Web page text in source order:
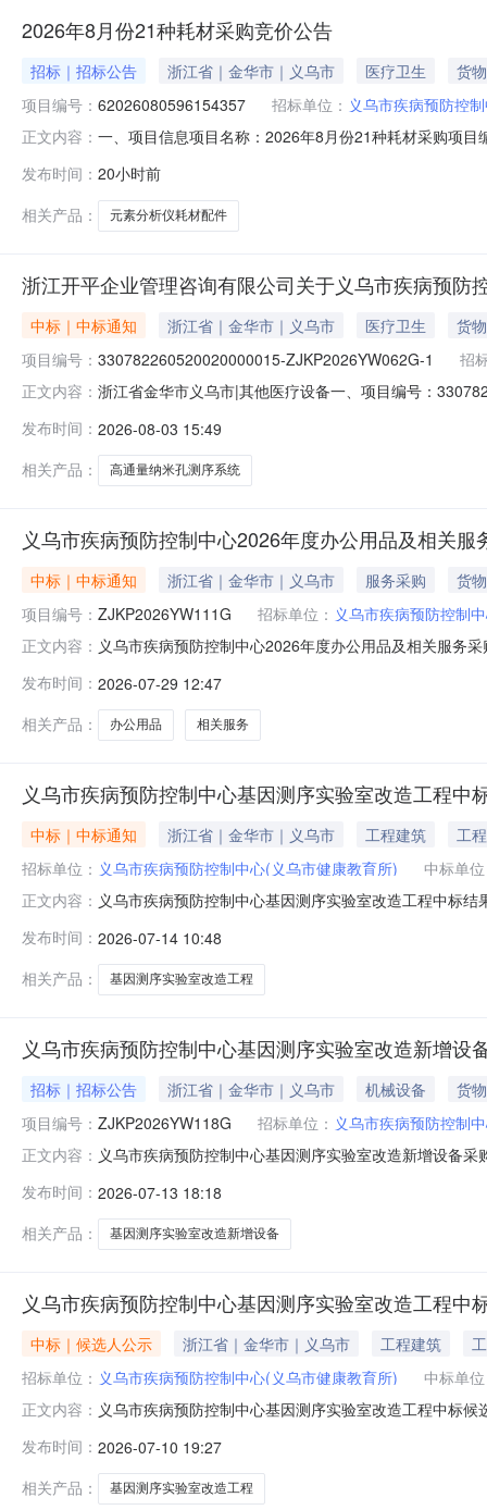
2026年8月份21种耗材采购竞价公告
招标｜招标公告 浙江省｜金华市｜义乌市 医疗卫生
货物
项目编号： 62026080596154357 招标单位： 义乌市疾病预防控
正文内容： 一、项目信息项目名称：2026年8月份21种耗材采购项
微生物、环职耗材采购核心参数要求:商品类目:元素分析
发布时间： 20小时前
相关产品：
元素分析仪耗材配件
浙江开平企业管理咨询有限公司关于义乌市疾病预
中标｜中标通知 浙江省｜金华市｜义乌市 医疗卫生
货物
项目编号： 330782260520020000015-ZJKP2026YW062G-1
招
正文内容： 浙江省金华市义乌市|其他医疗设备一、项目编号：
区祥符街道丰庆路498号2幢1305室88.9四、主要标的信
发布时间： 2026-08-03 15:49
相关产品：
高通量纳米孔测序系统
义乌市疾病预防控制中心2026年度办公用品及相关服
中标｜中标通知 浙江省｜金华市｜义乌市 服务采购
货物
项目编号： ZJKP2026YW111G 招标单位： 义乌市疾病预防控制
正文内容： 义乌市疾病预防控制中心2026年度办公用品及相关服务
息：序号中标供应商名称中标供应商地址1义乌市创旭网
公告期限自本公
发布时间： 2026-07-29 12:47
相关产品：
办公用品 相关服务
义乌市疾病预防控制中心基因测序实验室改造工程中
中标｜中标通知 浙江省｜金华市｜义乌市 工程建筑
工程
招标单位： 义乌市疾病预防控制中心(义乌市健康教育所)
中标单
正文内容： 义乌市疾病预防控制中心基因测序实验室改造工程中标
疾病预防控制中心基因测序实验室改造工程浙江长夏建
日？？？？？？？？？？？？？？？？？？？？？？？？
发布时间： 2026-07-14 10:48
相关产品：
基因测序实验室改造工程
义乌市疾病预防控制中心基因测序实验室改造新增设
招标｜招标公告 浙江省｜金华市｜义乌市 机械设备
货物
项目编号： ZJKP2026YW118G 招标单位： 义乌市疾病预防控制
正文内容： 义乌市疾病预防控制中心基因测序实验室改造新增设备
ZJKP2026YW118G2.项目名称：义乌市疾病预防控制中
义乌市疾
发布时间： 2026-07-13 18:18
相关产品：
基因测序实验室改造新增设备
义乌市疾病预防控制中心基因测序实验室改造工程中
中标｜候选人公示 浙江省｜金华市｜义乌市 工程建筑
招标单位： 义乌市疾病预防控制中心(义乌市健康教育所)
中标单
正文内容： 义乌市疾病预防控制中心基因测序实验室改造工程中标
室改造工程招标人义乌市疾病预防控制中心异议咨询电
项目负责人质量要
发布时间： 2026-07-10 19:27
相关产品：
基因测序实验室改造工程